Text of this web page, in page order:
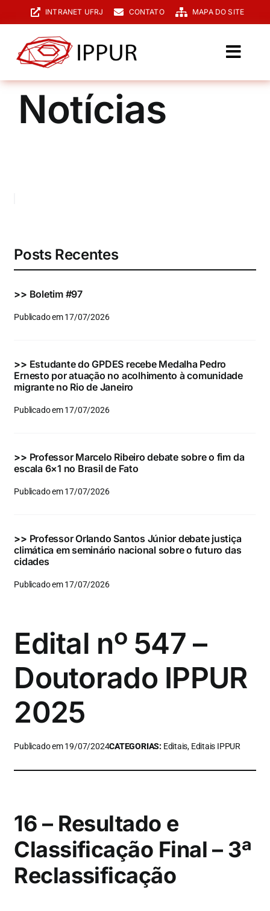
para
conteúdo
INTRANET UFRJ CONTATO MAPA DO SITE
O IPPUR
Graduação
Eventos e Certificados
para:
Notícias
Posts Recentes
>> Boletim #97
Publicado em 17/07/2026
>> Estudante do GPDES recebe Medalha Pedro
Ernesto por atuação no acolhimento à comunidade
migrante no Rio de Janeiro
Publicado em 17/07/2026
>> Professor Marcelo Ribeiro debate sobre o fim da
escala 6×1 no Brasil de Fato
Publicado em 17/07/2026
>> Professor Orlando Santos Júnior debate justiça
climática em seminário nacional sobre o futuro das
cidades
Publicado em 17/07/2026
Edital nº 547 –
Doutorado IPPUR
2025
Publicado em 19/07/2024CATEGORIAS: Editais, Editais IPPUR
16 – Resultado e
Classificação Final – 3ª
Reclassificação